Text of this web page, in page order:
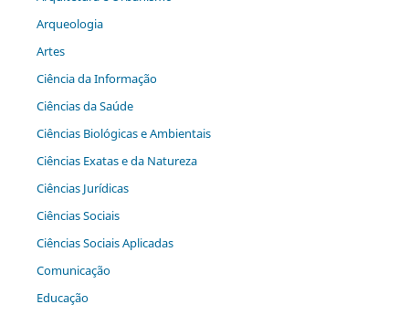
Arqueologia
Artes
Ciência da Informação
Ciências da Saúde
Ciências Biológicas e Ambientais
Ciências Exatas e da Natureza
Ciências Jurídicas
Ciências Sociais
Ciências Sociais Aplicadas
Comunicação
Educação